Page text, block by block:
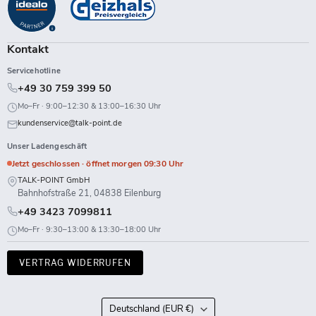
FacebookInstagramLinkedInTikTokTwitch
Kontakt
Servicehotline
+49 30 759 399 50
Mo–Fr · 9:00–12:30 & 13:00–16:30 Uhr
kundenservice@talk-point.de
Unser Ladengeschäft
Jetzt geschlossen · öffnet morgen 09:30 Uhr
TALK-POINT GmbH
Bahnhofstraße 21, 04838 Eilenburg
+49 3423 7099811
Mo–Fr · 9:30–13:00 & 13:30–18:00 Uhr
VERTRAG WIDERRUFEN
Land
Deutschland (EUR €)